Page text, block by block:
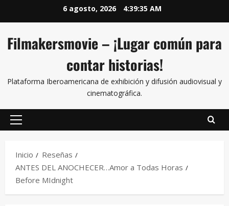
6 agosto, 2026 4:39:35 AM
Filmakersmovie – ¡Lugar común para
contar historias!
Plataforma Iberoamericana de exhibición y difusión audiovisual y
cinematográfica.
Inicio
Reseñas
ANTES DEL ANOCHECER…Amor a Todas Horas
Before MIdnight